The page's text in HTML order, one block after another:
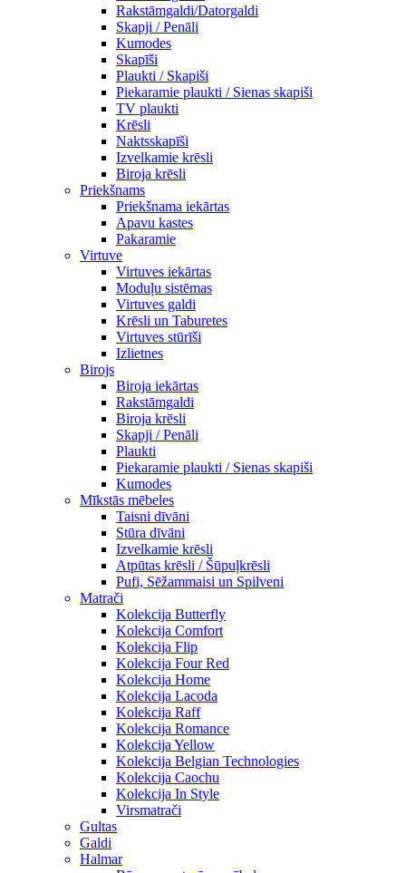
Rakstāmgaldi/Datorgaldi
Skapji / Penāli
Kumodes
Skapīši
Plaukti / Skapiši
Piekaramie plaukti / Sienas skapiši
TV plaukti
Krēsli
Naktsskapīši
Izvelkamie krēsli
Biroja krēsli
Priekšnams
Priekšnama iekārtas
Apavu kastes
Pakaramie
Virtuve
Virtuves iekārtas
Moduļu sistēmas
Virtuves galdi
Krēsli un Taburetes
Virtuves stūrīši
Izlietnes
Birojs
Biroja iekārtas
Rakstāmgaldi
Biroja krēsli
Skapji / Penāli
Plaukti
Piekaramie plaukti / Sienas skapiši
Kumodes
Mīkstās mēbeles
Taisni dīvāni
Stūra dīvāni
Izvelkamie krēsli
Atpūtas krēsli / Šūpuļkrēsli
Pufi, Sēžammaisi un Spilveni
Matrači
Kolekcija Butterfly
Kolekcija Comfort
Kolekcija Flip
Kolekcija Four Red
Kolekcija Home
Kolekcija Lacoda
Kolekcija Raff
Kolekcija Romance
Kolekcija Yellow
Kolekcija Belgian Technologies
Kolekcija Caochu
Kolekcija In Style
Virsmatrači
Gultas
Galdi
Halmar